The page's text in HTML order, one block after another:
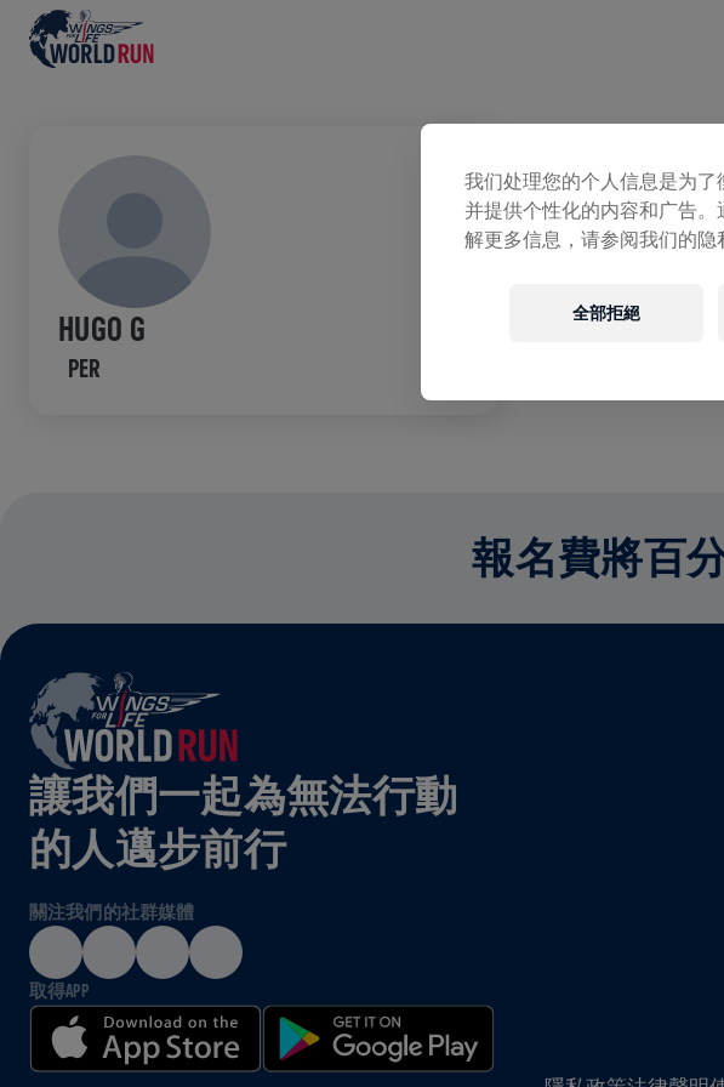
HUGO G
PER
已募集 US$0.00
報名費將百
讓我們一起為無法行動
的人邁步前行
關注我們的社群媒體
取得APP
我们处理您的个人信息是为
并提供个性化的内容和广告
解更多信息，请参阅我们的隐
全部拒絕